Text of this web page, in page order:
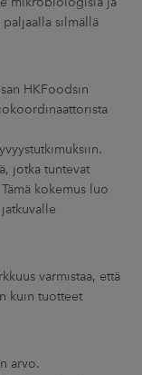
silmällä
HKFoodsin
jotka tuntevat
kokemus luo
varmistaa, että
kuin tuotteet
arvo.